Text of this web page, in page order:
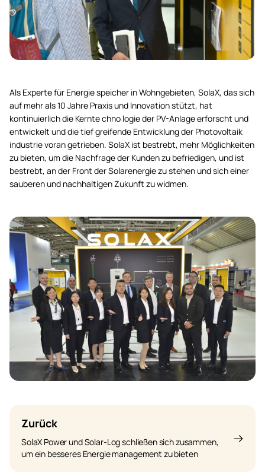
Als Experte für Energie speicher in Wohngebieten, SolaX, das sich
auf mehr als 10 Jahre Praxis und Innovation stützt, hat
kontinuierlich die Kernte chno logie der PV-Anlage erforscht und
entwickelt und die tief greifende Entwicklung der Photovoltaik
industrie voran getrieben. SolaX ist bestrebt, mehr Möglichkeiten
zu bieten, um die Nachfrage der Kunden zu befriedigen, und ist
bestrebt, an der Front der Solarenergie zu stehen und sich einer
sauberen und nachhaltigen Zukunft zu widmen.
Zurück
SolaX Power und Solar-Log schließen sich zusammen,
um ein besseres Energie management zu bieten